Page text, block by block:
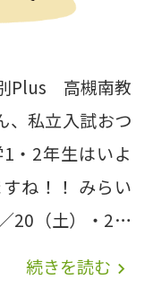
Plus 高槻南教
・2年生はいよ
みらい
20（土）・2／
の 5科目無料
続きを読む navigate_next